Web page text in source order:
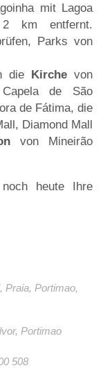
mit Lagoa
km entfernt.
Parks von
die Kirchevon
de São
de Fátima, die
Diamond Mall
von Mineirão
heute Ihre
Praia, Portimao,
Portimao
508